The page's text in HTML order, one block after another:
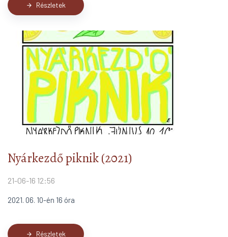
arrow_forward Részletek
Nyárkezdő piknik (2021)
21-06-16 12:56
2021. 06. 10-én 16 óra
arrow_forward Részletek